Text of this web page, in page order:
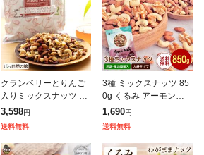
クランベリーとりんご
入りミックスナッツ 60
0g 無塩 ナッツ くるみ
カシューナッツ アーモ
3,598円
送料無料
3種 ミックスナッツ 85
0g くるみ アーモンド
カシューナッツ 送料無
料 無塩 無油 無添加 チ
1,690円
送料無料